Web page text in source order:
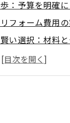
：予算を明確
フォーム費用
い選択：材料
デメリットを徹
めるための重
の暮らしを手に